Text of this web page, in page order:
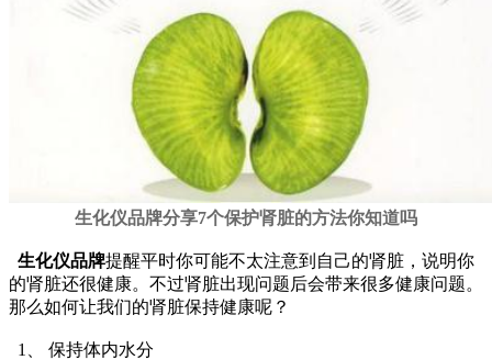
生化仪品牌分享7个保护肾脏的方法你知道吗
生化仪品牌提醒平时你可能不太注意到自己的肾脏，说明你
的肾脏还很健康。不过肾脏出现问题后会带来很多健康问题。
那么如何让我们的肾脏保持健康呢？
1、 保持体内水分